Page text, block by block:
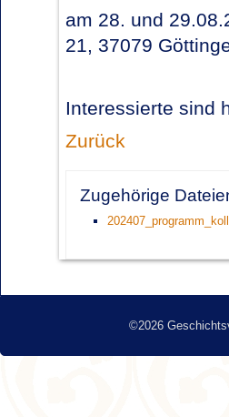
am 28. und
21, 37079
Interessierte sind
Zurück
Zugehörige
©2026